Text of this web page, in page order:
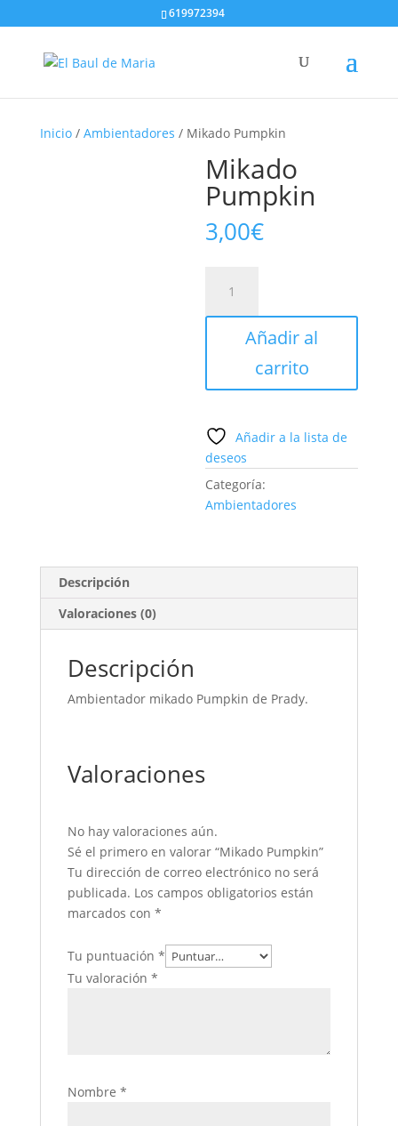
619972394
Inicio/ Ambientadores / Mikado Pumpkin
Mikado
Pumpkin
3,00€
Pumpkin
cantidad
Añadir al
carrito
Añadir a la lista de
deseos
Categoría:
Ambientadores
Descripción
Valoraciones (0)
Descripción
Ambientador mikado Pumpkin de Prady.
Valoraciones
No hay valoraciones aún.
Sé el primero en valorar “Mikado Pumpkin”
Tu dirección de correo electrónico no será
publicada. Los campos obligatorios están
marcados con *
Tu puntuación *
Tu valoración *
Nombre *